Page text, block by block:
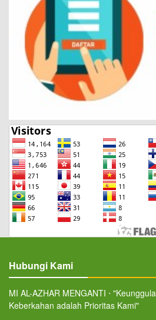
Hubungi Kami
MI AL-AZHAR MENGANTI ⋅
Keberkahan adalah Prioritas Kami"